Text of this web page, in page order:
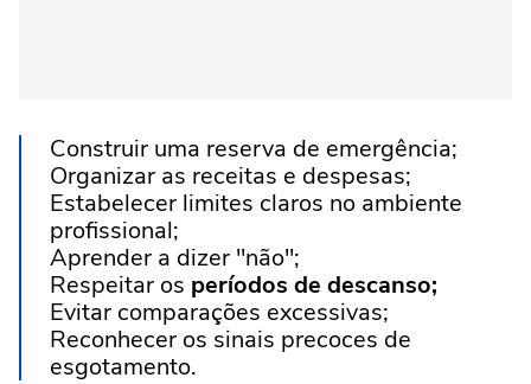
Construir uma reserva de emergência;
Organizar as receitas e despesas;
Estabelecer limites claros no ambiente
profissional;
Aprender a dizer "não";
Respeitar os períodos de descanso;
Evitar comparações excessivas;
Reconhecer os sinais precoces de
esgotamento.